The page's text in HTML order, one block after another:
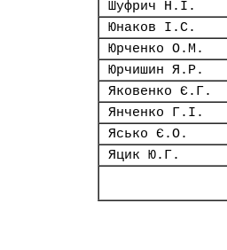
Шуфрич Н.І.
Юнаков І.С.
Юрченко О.М.
Юрчишин Я.Р.
Яковенко Є.Г.
Янченко Г.І.
Ясько Є.О.
Яцик Ю.Г.